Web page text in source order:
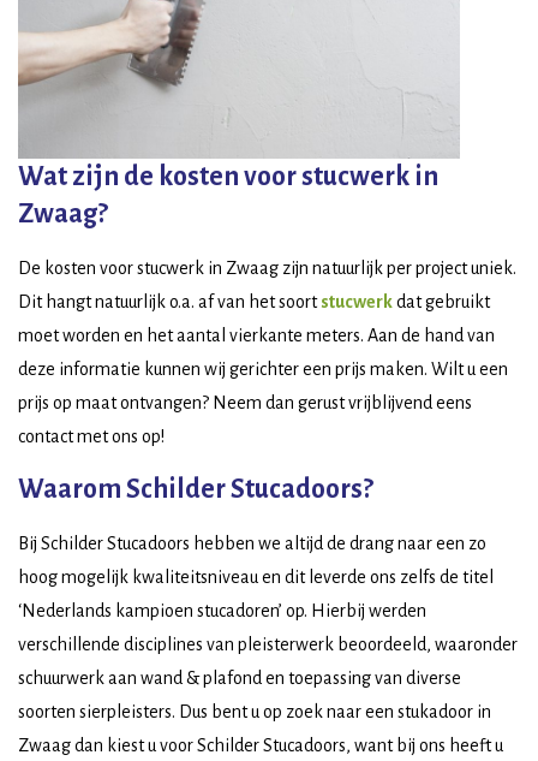
Wat zijn de kosten voor stucwerk in
Zwaag?
De kosten voor stucwerk in Zwaag zijn natuurlijk per project uniek.
Dit hangt natuurlijk o.a. af van het soortstucwerkdat gebruikt
moet worden en het aantal vierkante meters. Aan de hand van
deze informatie kunnen wij gerichter een prijs maken. Wilt u een
prijs op maat ontvangen? Neem dan gerust vrijblijvend eens
contact met ons op!
Waarom Schilder Stucadoors?
Bij Schilder Stucadoors hebben we altijd de drang naar een zo
hoog mogelijk kwaliteitsniveau en dit leverde ons zelfs de titel
‘Nederlands kampioen stucadoren’ op. Hierbij werden
verschillende disciplines van pleisterwerk beoordeeld, waaronder
schuurwerk aan wand & plafond en toepassing van diverse
soorten sierpleisters. Dus bent u op zoek naar een stukadoor in
Zwaag dan kiest u voor Schilder Stucadoors, want bij ons heeft u